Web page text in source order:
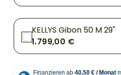
KELLYS Gibon 50 M 29"
1.799,00 €